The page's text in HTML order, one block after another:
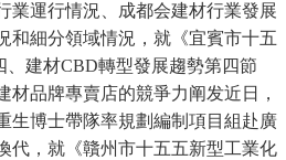
業運行情況、成都会建材行業發展
和細分領域情況，就《宜賓市十五
、建材CBD轉型發展趨勢第四節
材品牌專賣店的競爭力阐发近日，
生博士帶隊率規劃編制項目組赴廣
代，就《贛州市十五五新型工業化